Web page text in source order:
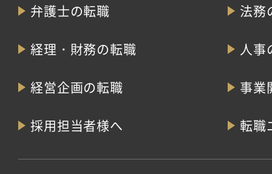
弁護士の転職 法務
経理・財務の転職 人事
経営企画の転職 事業
採用担当者様へ 転職